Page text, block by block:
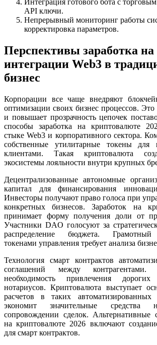
Интеграция готового бота с
API ключи.
Непрерывный мониторинг работы
корректировка параметров.
Перспективы заработка на
интеграции Web3 в
бизнес
Корпорации все чаще внедряют
оптимизации своих бизнес процессов.
и повышает прозрачность цепочек
способы заработка на криптовалюте
стыке Web3 и корпоративного сектора.
собственные утилитарные токены для
клиентами. Такая криптовалюта
экосистемы лояльности внутри крупных
Децентрализованные автономные
капитал для финансирования
Инвесторы получают право голоса при
конкретных бизнесов. Заработок на
принимает форму получения доли от
Участники DAO голосуют за
распределение бюджета. Грамотный
токенами управления требует анализа
Технология смарт контрактов
соглашений между
необходимость привлечения
нотариусов. Криптовалюта выступает
расчетов в таких автоматизированных
экономит значительные средства
сопровождении сделок. Альтернативные
на криптовалюте 2026 включают
для смарт контрактов.